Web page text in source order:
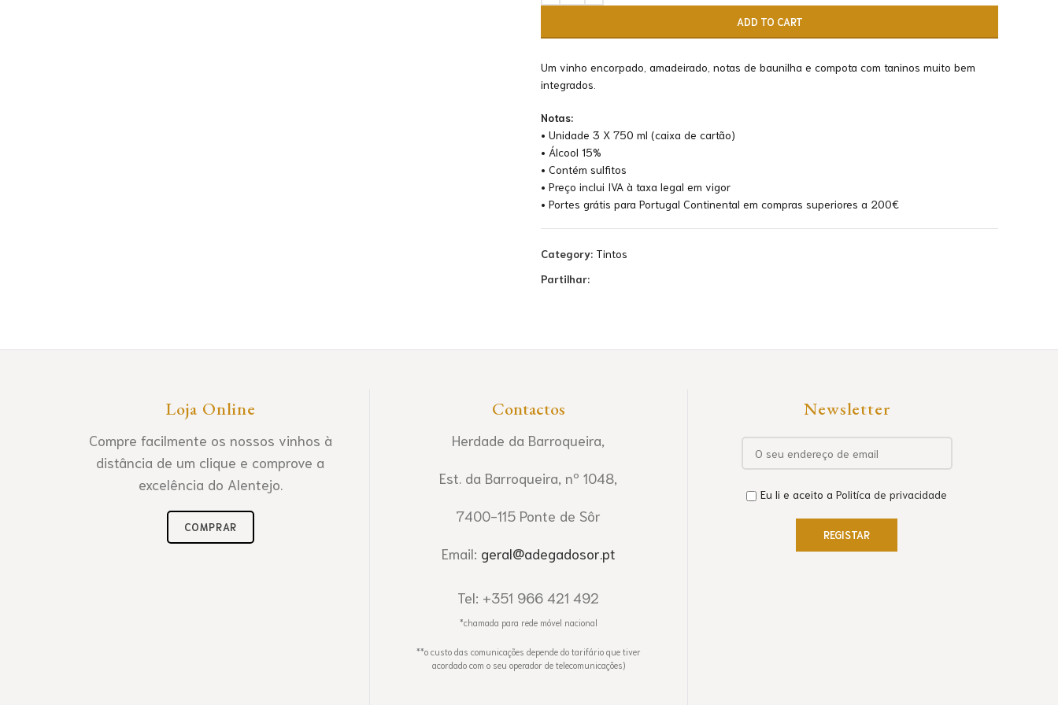
Um vinho encorpado, amadeirado, notas de baunilha e compota com taninos muito bem
integrados.
Notas:
• Unidade 3 X 750 ml (caixa de cartão)
• Álcool 15%
• Contém sulfitos
• Preço inclui IVA à taxa legal em vigor
• Portes grátis para Portugal Continental em compras superiores a 200€
ADD TO CART
Category: Tintos
Partilhar:
Loja Online
Compre facilmente os nossos vinhos à
distância de um clique e comprove a
excelência do Alentejo.
COMPRAR
Contactos
Herdade da Barroqueira,
Est. da Barroqueira, nº 1048,
7400-115 Ponte de Sôr
Email: geral@adegadosor.pt
Tel: +351 966 421 492
*chamada para rede móvel nacional
**o custo das comunicações depende do tarifário que tiver
acordado com o seu operador de telecomunicações)
Newsletter
Eu li e aceito aPolitíca de privacidade